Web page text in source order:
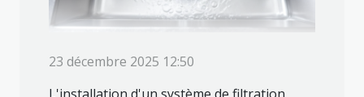
23 décembre 2025 12:50
L'installation d'un système de filtration